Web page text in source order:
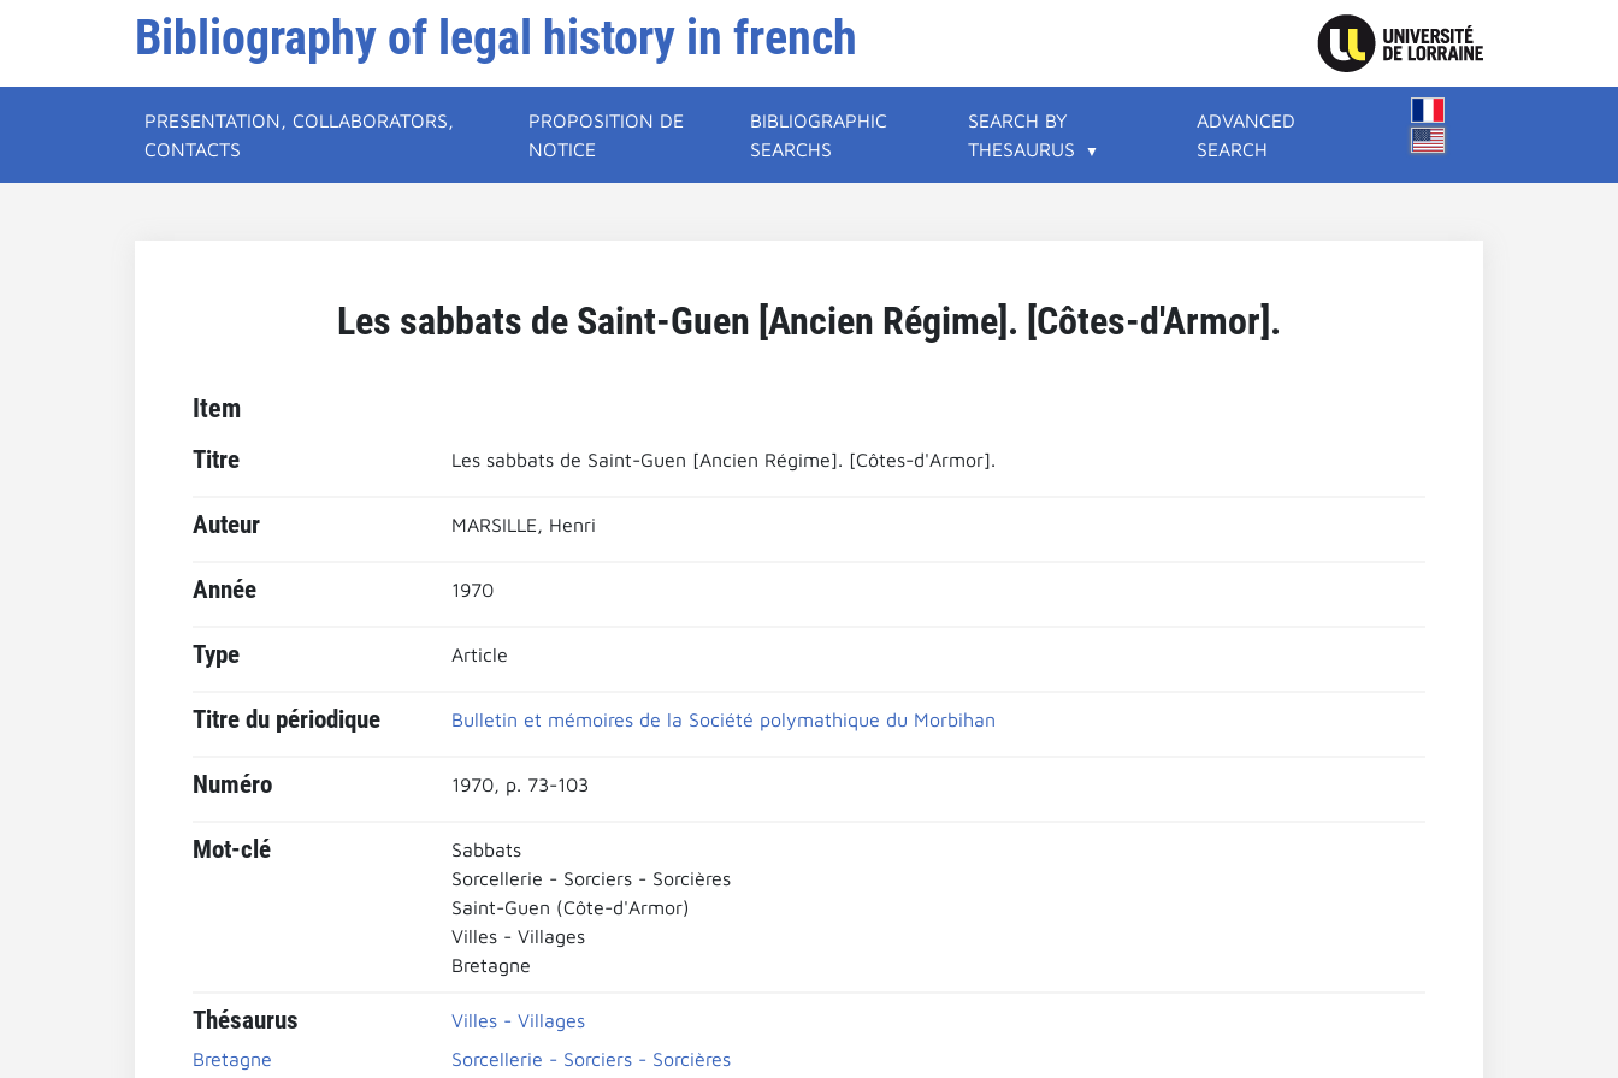
Bibliography of legal history in french
PRESENTATION, COLLABORATORS,
CONTACTS
PROPOSITION DE
NOTICE
BIBLIOGRAPHIC
SEARCHS
SEARCH BY
THESAURUS
ADVANCED
SEARCH
Les sabbats de Saint-Guen [Ancien Régime]. [Côtes-d'Armor].
Item
Titre Les sabbats de Saint-Guen [Ancien Régime]. [Côtes-d'Armor].
Auteur MARSILLE, Henri
Année 1970
Type Article
Titre du périodique Bulletin et mémoires de la Société polymathique du Morbihan
Numéro 1970, p. 73-103
Mot-clé
Sabbats
Sorcellerie - Sorciers - Sorcières
Saint-Guen (Côte-d'Armor)
Villes - Villages
Bretagne
Thésaurus
Villes - Villages
Bretagne
Sorcellerie - Sorciers - Sorcières